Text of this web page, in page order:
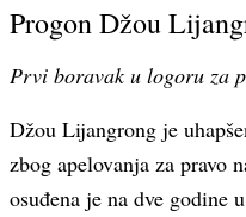
Progon Džou
Prvi boravak u logoru za
Džou Lijangrong je
zbog apelovanja za pravo
osuđena je na dve godine